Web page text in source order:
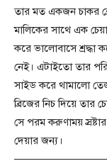
তার মত একজন চাকর
মালিকের সাথে এক
করে ভালোবাসে শ্রদ্ধা
নেই। এটাইতো তার
সাইড করে থামালো
ব্রিজের নিচ দিয়ে
সে পরম করুণাময়
দেয়ার জন্য।